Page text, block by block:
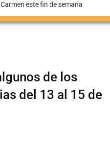
este fin de semana
de los
del 13 al 15 de